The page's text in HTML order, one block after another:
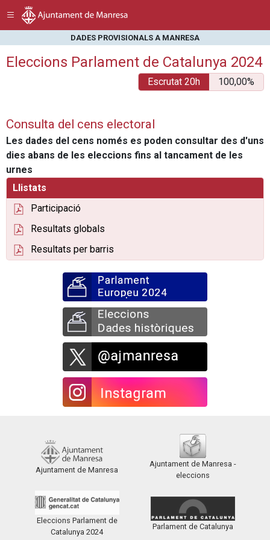
DADES PROVISIONALS A MANRESA
Eleccions Parlament de Catalunya 2024
Escrutat 20h 100,00%
Consulta del cens electoral
Les dades del cens només es poden consultar des d'uns
dies abans de les eleccions fins al tancament de les
urnes
Llistats
Participació
Resultats globals
Resultats per barris
Ajuntament de Manresa
Ajuntament de Manresa -
eleccions
Eleccions Parlament de
Catalunya 2024
Parlament de Catalunya